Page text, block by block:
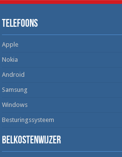
Telefoons
Apple
Nokia
Android
Samsung
Windows
Besturingssysteem
Belkostenwijzer